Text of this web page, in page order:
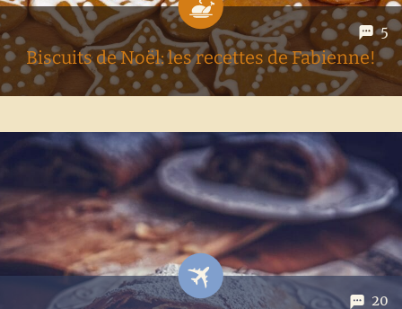
5
Biscuits de Noël: les recettes de Fabienne!
comme chaque année, c'est Fabienne (qui ne peut guère
compter sur Benoît pour cette tâche) qui se transforme en
pâtissière professionnelle l'espace d'un week-end! Cette...
20